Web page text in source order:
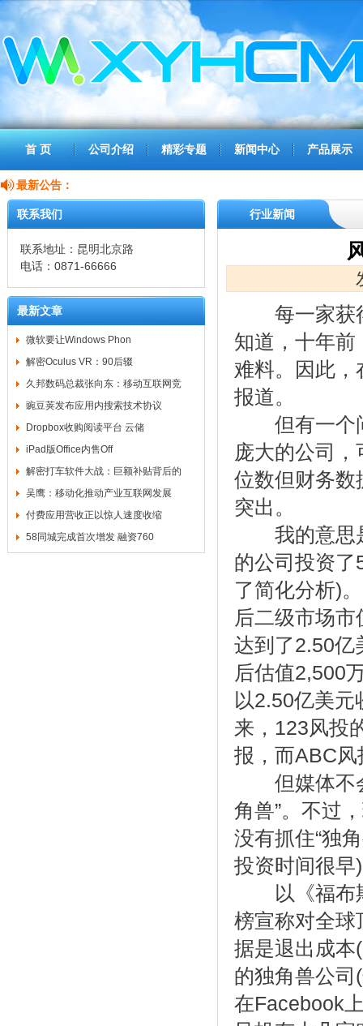
首 页 公司介绍 精彩专题 新闻中心 产品展示
最新公告：
联系我们
联系地址：昆明北京路
电话：0871-66666
最新文章
微软要让Windows Phon
解密Oculus VR：90后辍
久邦数码总裁张向东：移动互联网竞
豌豆荚发布应用内搜索技术协议
Dropbox收购阅读平台 云储
iPad版Office内售Off
解密打车软件大战：巨额补贴背后的
吴鹰：移动化推动产业互联网发展
付费应用营收正以惊人速度收缩
58同城完成首次增发 融资760
行业新闻
每一家获得
知道，十年
难料。因此
报道。
但有一个问
庞大的公司
位数但财务数
突出。
我的意思是
的公司投资
了简化分析)
后二级市场
达到了2.50亿
后估值2,500
以2.50亿美
来，123风投
报，而ABC
但媒体不会
角兽”。不过
没有抓住“独
投资时间很早
以《福布斯
榜宣称对全球
据是退出成本
的独角兽公
在Facebook